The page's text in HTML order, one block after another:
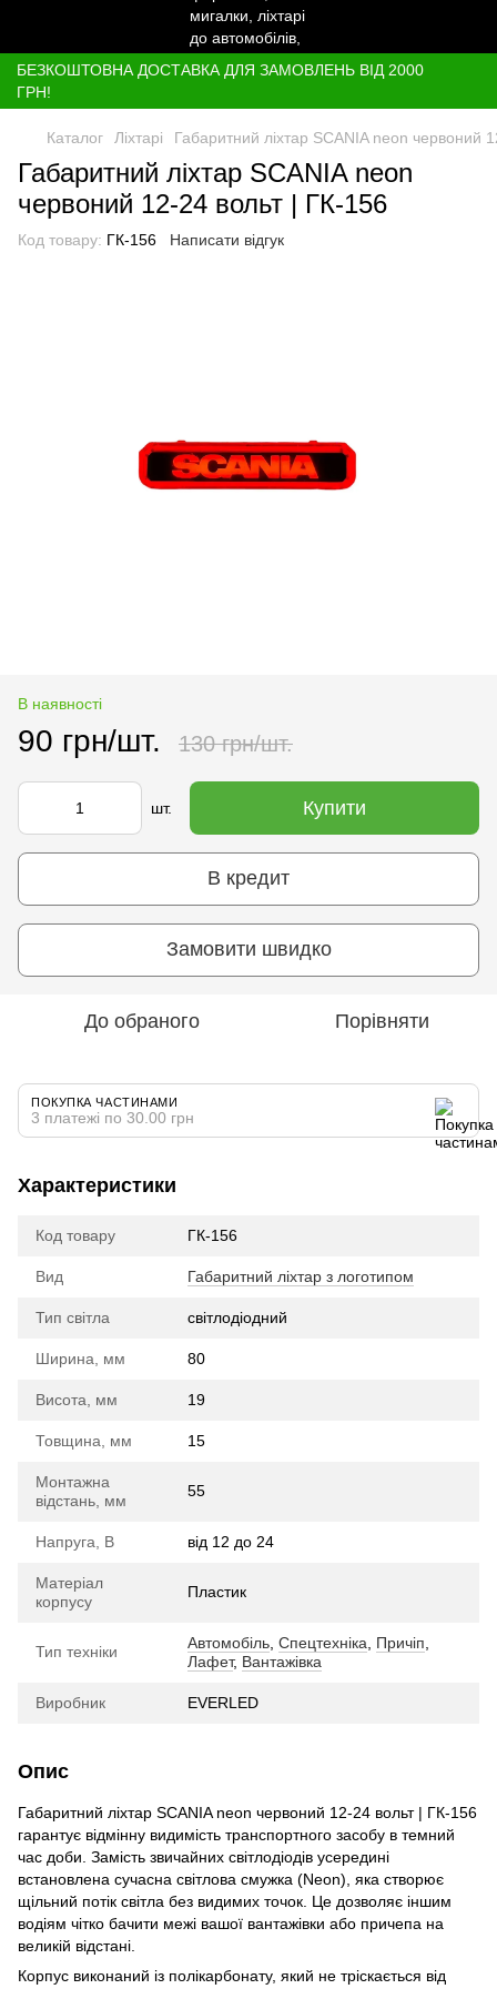
БЕЗКОШТОВНА ДОСТАВКА ДЛЯ ЗАМОВЛЕНЬ ВІД 2000
ГРН!
Каталог Ліхтарі Габаритний ліхтар SCANIA neon червоний
Габаритний ліхтар SCANIA neon
червоний 12-24 вольт | ГК-156
Код товару: ГК-156 Написати відгук
В наявності
90 грн/шт. 130 грн/шт.
шт. Купити
В кредит
Замовити швидко
До обраного Порівняти
ПОКУПКА ЧАСТИНАМИ
3 платежі по 30.00 грн
Характеристики
Код товару ГК-156
Вид Габаритний ліхтар з логотипом
Тип світла cвітлодіодний
Ширина, мм 80
Висота, мм 19
Товщина, мм 15
Монтажна
відстань, мм
55
Напруга, В від 12 до 24
Матеріал
корпусу
Пластик
Тип техніки Автомобіль Спецтехніка Причіп
Лафет, Вантажівка
Виробник EVERLED
Опис
Габаритний ліхтар SCANIA neon червоний 12-24 вольт | ГК-156
гарантує відмінну видимість транспортного засобу в темний
час доби. Замість звичайних світлодіодів усередині
встановлена сучасна світлова смужка (Neon), яка створює
щільний потік світла без видимих точок. Це дозволяє іншим
водіям чітко бачити межі вашої вантажівки або причепа на
великій відстані.
Корпус виконаний із полікарбонату, який не тріскається від